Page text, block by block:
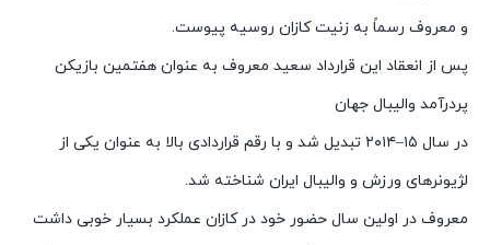
و معروف رسماً به زنیت کازان روسیه پیوست.
پس از انعقاد این قرارداد سعید معروف به عنوان هفتمین بازیکن
پردرآمد والیبال جهان
در سال ۱۵–۲۰۱۴ تبدیل شد و با رقم قراردادی بالا به عنوان یکی از
لژیونرهای ورزش و والیبال ایران شناخته شد.
معروف در اولین سال حضور خود در کازان عملکرد بسیار خوبی داشت